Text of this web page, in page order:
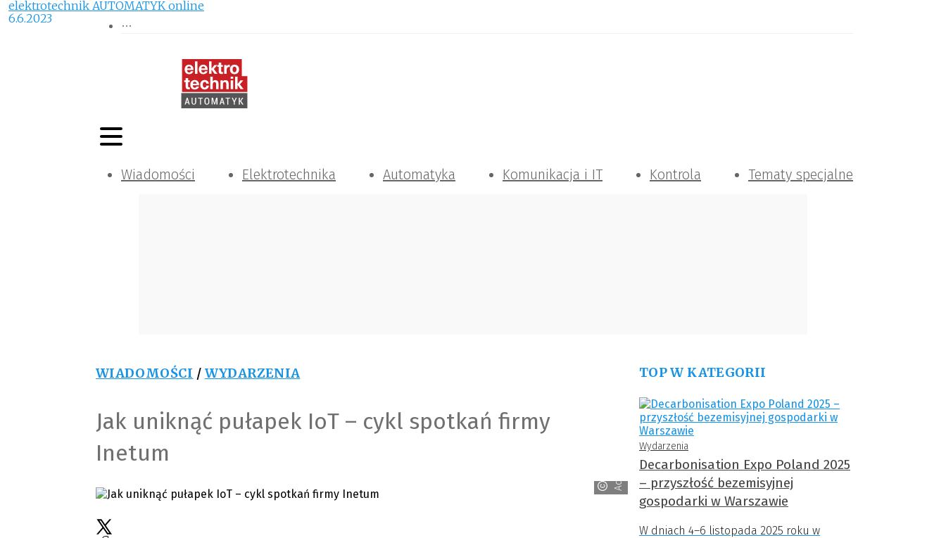
Wiadomości Elektrotechnika Automatyka Komunikacja i IT Kontrola Tematy specjalne
WIADOMOŚCI / WYDARZENIA
Jak uniknąć pułapek IoT – cykl spotkań firmy
Inetum
Advantech
elektrotechnik AUTOMATYK online
6.6.2023
TOP W KATEGORII
Wydarzenia
Decarbonisation Expo Poland 2025
– przyszłość bezemisyjnej
gospodarki w Warszawie
W dniach 4–6 listopada 2025 roku w